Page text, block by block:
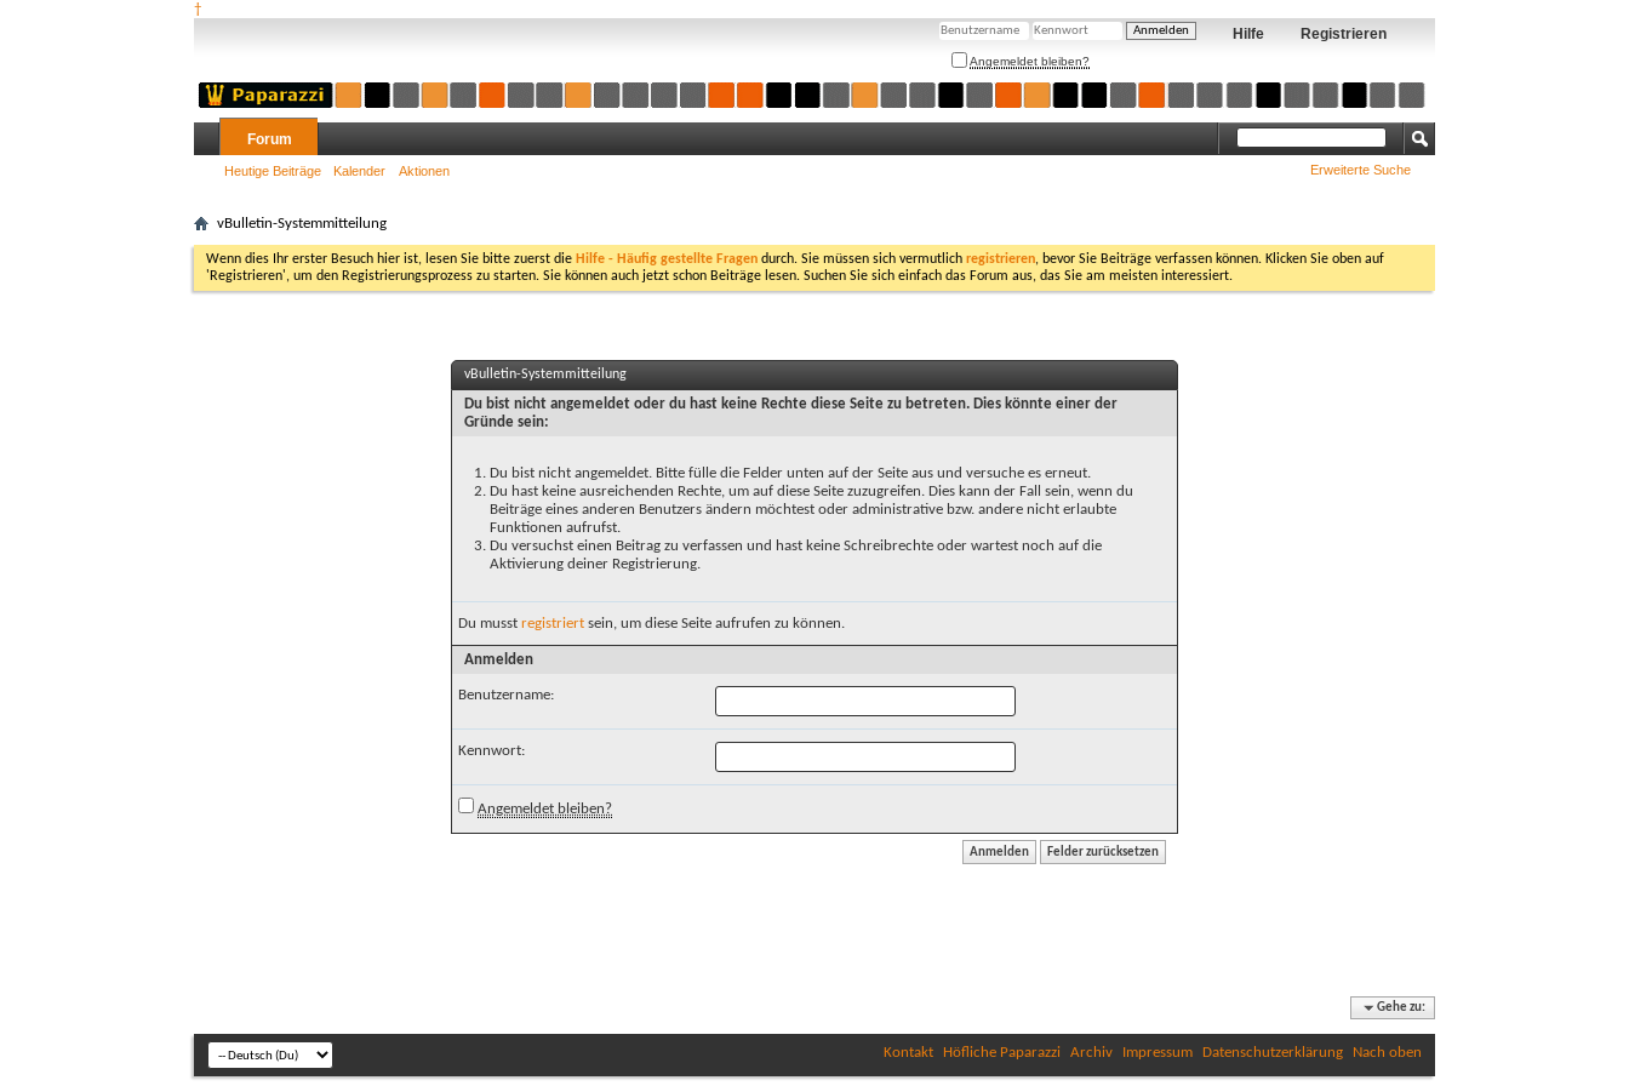
†
Registrieren
Hilfe
Angemeldet bleiben?
Forum
Heutige Beiträge Kalender Aktionen Erweiterte Suche
vBulletin-Systemmitteilung
Wenn dies Ihr erster Besuch hier ist, lesen Sie bitte zuerst die Hilfe - Häufig gestellte Fragen durch. Sie müssen sich vermutlich registrieren, bevor Sie Beiträge verfassen können. Klicken Sie oben auf
'Registrieren', um den Registrierungsprozess zu starten. Sie können auch jetzt schon Beiträge lesen. Suchen Sie sich einfach das Forum aus, das Sie am meisten interessiert.
vBulletin-Systemmitteilung
Du bist nicht angemeldet oder du hast keine Rechte diese Seite zu betreten. Dies könnte einer der
Gründe sein:
Du bist nicht angemeldet. Bitte fülle die Felder unten auf der Seite aus und versuche es erneut.
Du hast keine ausreichenden Rechte, um auf diese Seite zuzugreifen. Dies kann der Fall sein, wenn du
Beiträge eines anderen Benutzers ändern möchtest oder administrative bzw. andere nicht erlaubte
Funktionen aufrufst.
Du versuchst einen Beitrag zu verfassen und hast keine Schreibrechte oder wartest noch auf die
Aktivierung deiner Registrierung.
Du musst registriert sein, um diese Seite aufrufen zu können.
Anmelden
Benutzername:
Kennwort:
Angemeldet bleiben?
Gehe zu:
Kontakt Höfliche Paparazzi Archiv Impressum Datenschutzerklärung Nach oben